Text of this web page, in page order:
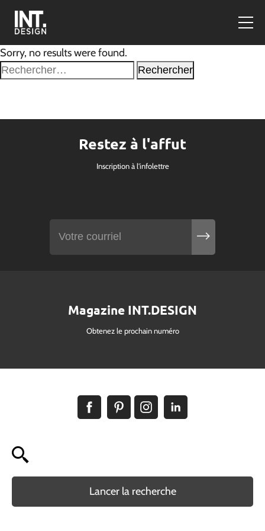
Sorry, no results were found.
Rechercher :
Restez à l'affut
Inscription à l'infolettre
Magazine INT.DESIGN
Obtenez le prochain numéro
Lancer la recherche